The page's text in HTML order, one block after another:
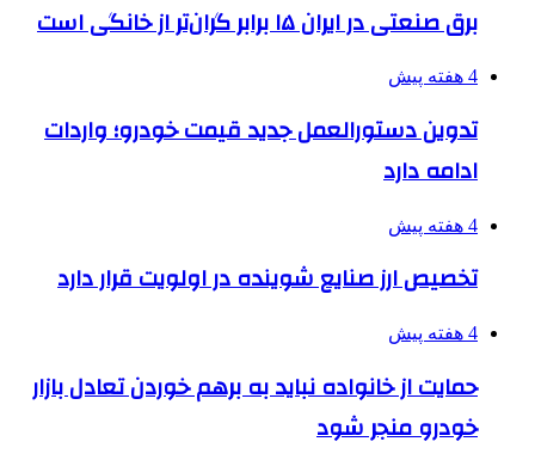
برق صنعتی در ایران ۱۵ برابر گران‌تر از خانگی است
4 هفته پیش
تدوین دستورالعمل جدید قیمت خودرو؛ واردات
ادامه دارد
4 هفته پیش
تخصیص ارز صنایع شوینده در اولویت قرار دارد
4 هفته پیش
حمایت از خانواده نباید به برهم خوردن تعادل بازار
خودرو منجر شود